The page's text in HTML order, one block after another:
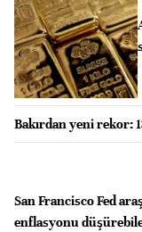
Bakırdan yeni rekor:
San Francisco Fed
enflasyonu